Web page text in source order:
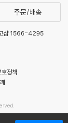
주문/배송
샵 1566-4295
정책